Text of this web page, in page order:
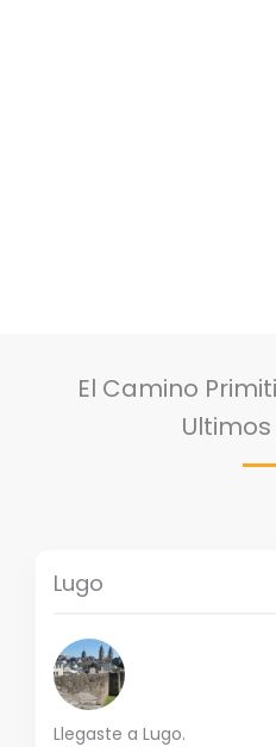
El Camino
Ultimos
Lugo
Llegaste a Lugo.